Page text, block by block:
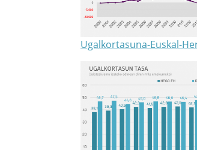
Ugalkortasuna-Euskal-